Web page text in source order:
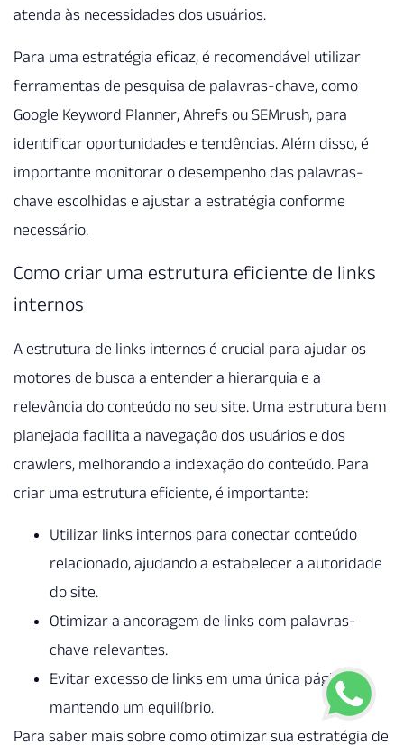
atenda às necessidades dos usuários.
Para uma estratégia eficaz, é recomendável utilizar
ferramentas de pesquisa de palavras-chave, como
Google Keyword Planner, Ahrefs ou SEMrush, para
identificar oportunidades e tendências. Além disso, é
importante monitorar o desempenho das palavras-
chave escolhidas e ajustar a estratégia conforme
necessário.
Como criar uma estrutura eficiente de links
internos
A estrutura de links internos é crucial para ajudar os
motores de busca a entender a hierarquia e a
relevância do conteúdo no seu site. Uma estrutura bem
planejada facilita a navegação dos usuários e dos
crawlers, melhorando a indexação do conteúdo. Para
criar uma estrutura eficiente, é importante:
Utilizar links internos para conectar conteúdo
relacionado, ajudando a estabelecer a autoridade
do site.
Otimizar a ancoragem de links com palavras-
chave relevantes.
Evitar excesso de links em uma única página,
mantendo um equilíbrio.
Para saber mais sobre como otimizar sua estratégia de